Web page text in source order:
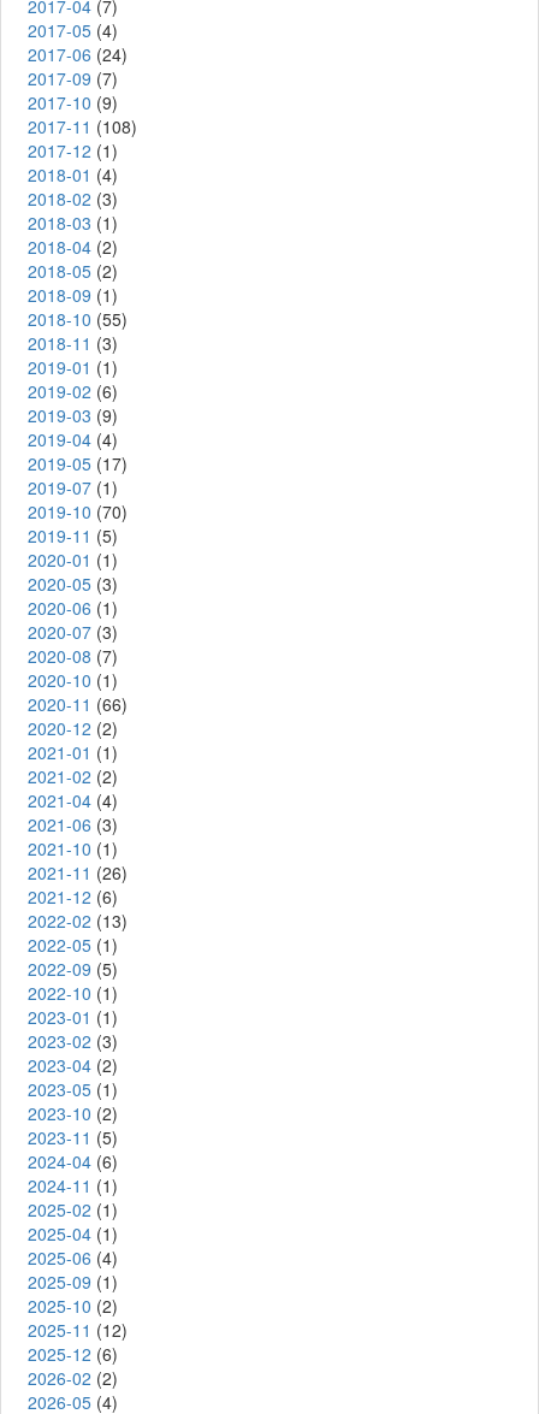
2017-04 (7)
2017-05 (4)
2017-06 (24)
2017-09 (7)
2017-10 (9)
2017-11 (108)
2017-12 (1)
2018-01 (4)
2018-02 (3)
2018-03 (1)
2018-04 (2)
2018-05 (2)
2018-09 (1)
2018-10 (55)
2018-11 (3)
2019-01 (1)
2019-02 (6)
2019-03 (9)
2019-04 (4)
2019-05 (17)
2019-07 (1)
2019-10 (70)
2019-11 (5)
2020-01 (1)
2020-05 (3)
2020-06 (1)
2020-07 (3)
2020-08 (7)
2020-10 (1)
2020-11 (66)
2020-12 (2)
2021-01 (1)
2021-02 (2)
2021-04 (4)
2021-06 (3)
2021-10 (1)
2021-11 (26)
2021-12 (6)
2022-02 (13)
2022-05 (1)
2022-09 (5)
2022-10 (1)
2023-01 (1)
2023-02 (3)
2023-04 (2)
2023-05 (1)
2023-10 (2)
2023-11 (5)
2024-04 (6)
2024-11 (1)
2025-02 (1)
2025-04 (1)
2025-06 (4)
2025-09 (1)
2025-10 (2)
2025-11 (12)
2025-12 (6)
2026-02 (2)
2026-05 (4)